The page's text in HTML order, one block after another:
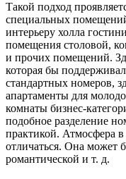
Такой подход
специальных
интерьеру холла
помещения столовой,
и прочих помещений.
которая бы
стандартных номеров,
апартаменты для
комнаты бизнес-
подобное разделение
практикой. Атмосфера
отличаться. Она может
романтической и т. д.